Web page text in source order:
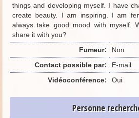
things and developing myself. I have
create beauty. I am inspiring. I am
always take good mood with myself.
share it with you?
Fumeur:
Non
Contact possible par:
E-mail
Vidéoconférence:
Oui
Personne